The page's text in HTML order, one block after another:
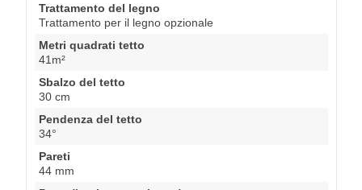
Trattamento del legno
Trattamento per il legno opzionale
Metri quadrati tetto
41m²
Sbalzo del tetto
30 cm
Pendenza del tetto
34°
Pareti
44 mm